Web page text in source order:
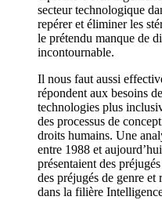
secteur technologique
repérer et éliminer les
le prétendu manque de
incontournable.
Il nous faut aussi
répondent aux besoins
technologies plus
des processus de
droits humains. Une
entre 1988 et
présentaient des
des préjugés de genre et
dans la filière